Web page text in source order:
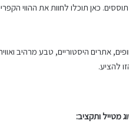
תוססים. כאן תוכלו לחוות את ההווי
אתרים היסטוריים, טבע מרהיב
מטייל ותקציב: